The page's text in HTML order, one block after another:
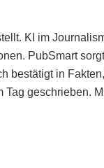
KI im
PubSmart
bestätigt in
geschrieben.